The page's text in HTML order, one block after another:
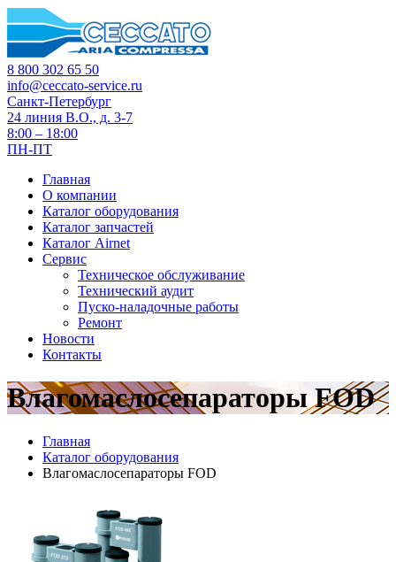
8 800 302 65 50
info@ceccato-service.ru
Санкт-Петербург
24 линия В.О., д. 3-7
8:00 – 18:00
ПН-ПТ
Главная
О компании
Каталог оборудования
Каталог запчастей
Каталог Airnet
Сервис
Техническое обслуживание
Технический аудит
Пуско-наладочные работы
Ремонт
Новости
Контакты
Влагомаслосепараторы FOD
Главная
Каталог оборудования
Влагомаслосепараторы FOD